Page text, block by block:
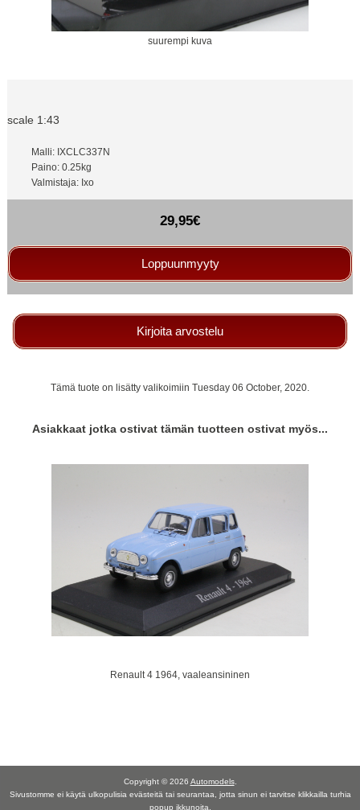
suurempi kuva
scale 1:43
Malli: IXCLC337N
Paino: 0.25kg
Valmistaja: Ixo
29,95€
Loppuunmyyty
Kirjoita arvostelu
Tämä tuote on lisätty valikoimiin Tuesday 06 October, 2020.
Asiakkaat jotka ostivat tämän tuotteen ostivat myös...
Renault 4 1964, vaaleansininen
Copyright © 2026 Automodels.
Sivustomme ei käytä ulkopulisia evästeitä tai seurantaa, jotta sinun ei tarvitse klikkailla turhia
popup ikkunoita.